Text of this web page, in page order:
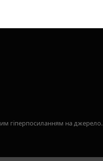
гіперпосиланням на джерело.